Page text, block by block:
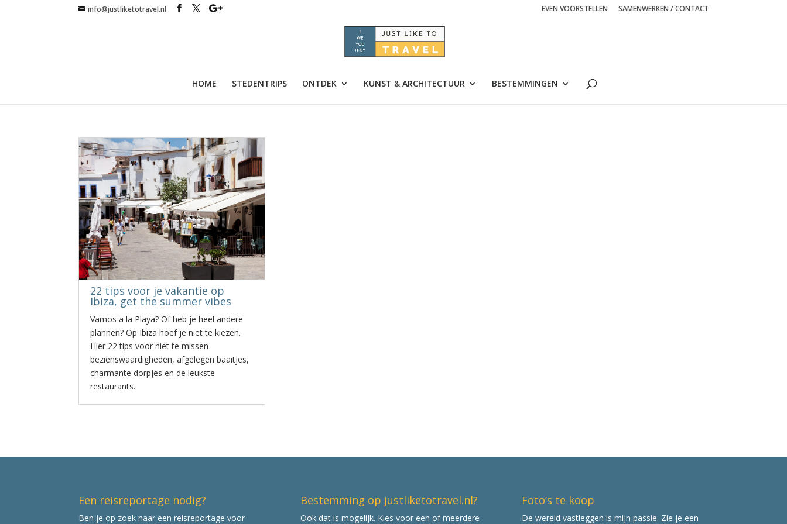
info@justliketotravel.nl EVEN VOORSTELLEN SAMENWERKEN / CONTACT
HOME STEDENTRIPS ONTDEK KUNST & ARCHITECTUUR BESTEMMINGEN
22 tips voor je vakantie op
Ibiza, get the summer vibes
Vamos a la Playa? Of heb je heel andere
plannen? Op Ibiza hoef je niet te kiezen.
Hier 22 tips voor niet te missen
bezienswaardigheden, afgelegen baaitjes,
charmante dorpjes en de leukste
restaurants.
Een reisreportage nodig?
Ben je op zoek naar een reisreportage voor
Bestemming op justliketotravel.nl?
Ook dat is mogelijk. Kies voor een of meerdere
Foto’s te koop
De wereld vastleggen is mijn passie. Zie je een